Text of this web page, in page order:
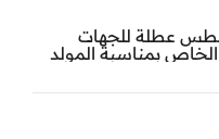
.. 28 اغسطس عطلة للجهات
الخاص بمناسبة المولد